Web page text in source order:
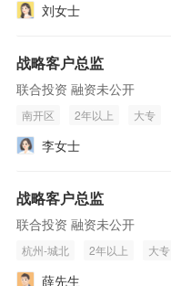
刘女士
战略客户总监
联合投资 融资未公开
南开区 2年以上 大专
李女士
战略客户总监
联合投资 融资未公开
杭州-城北 2年以上 大专
薛先生